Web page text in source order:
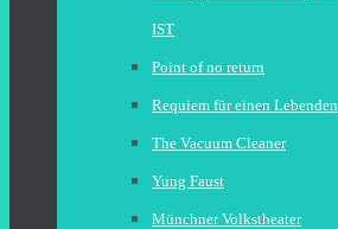
IST
Point of no return
Requiem für einen Lebenden
The Vacuum Cleaner
Yung Faust
Münchner Volkstheater